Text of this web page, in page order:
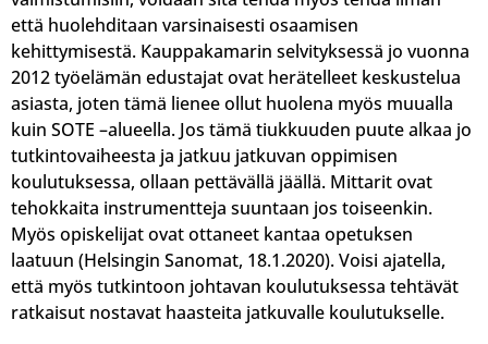
että huolehditaan varsinaisesti osaamisen
kehittymisestä. Kauppakamarin selvityksessä jo vuonna
2012 työelämän edustajat ovat herätelleet keskustelua
asiasta, joten tämä lienee ollut huolena myös muualla
kuin SOTE –alueella. Jos tämä tiukkuuden puute alkaa jo
tutkintovaiheesta ja jatkuu jatkuvan oppimisen
koulutuksessa, ollaan pettävällä jäällä. Mittarit ovat
tehokkaita instrumentteja suuntaan jos toiseenkin.
Myös opiskelijat ovat ottaneet kantaa opetuksen
laatuun (Helsingin Sanomat, 18.1.2020). Voisi ajatella,
että myös tutkintoon johtavan koulutuksessa tehtävät
ratkaisut nostavat haasteita jatkuvalle koulutukselle.